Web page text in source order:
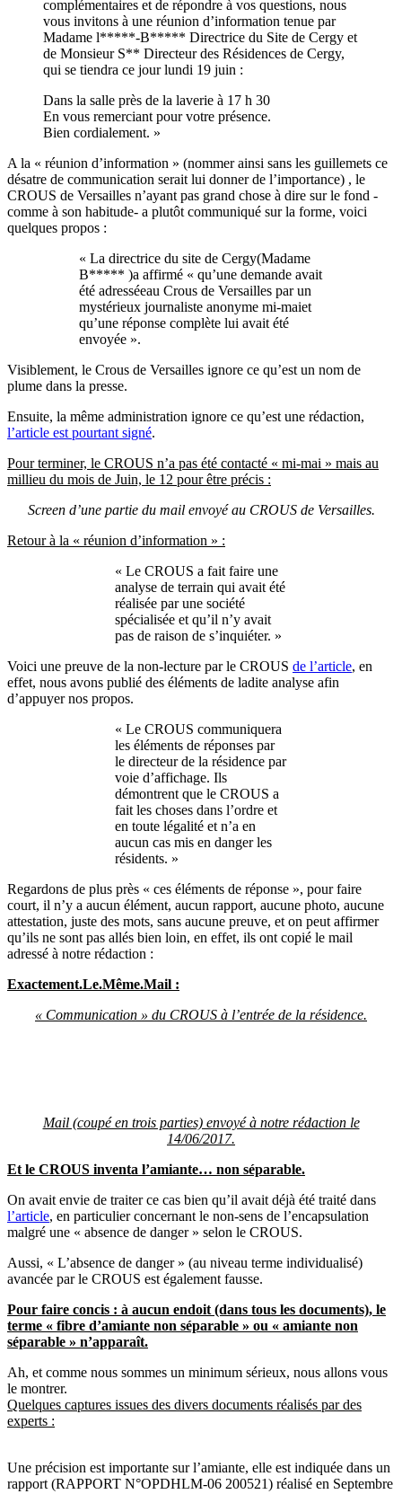
complémentaires et de répondre à vos questions, nous
vous invitons à une réunion d’information tenue par
Madame l*****-B***** Directrice du Site de Cergy et
de Monsieur S** Directeur des Résidences de Cergy,
qui se tiendra ce jour lundi 19 juin :
Dans la salle près de la laverie à 17 h 30
En vous remerciant pour votre présence.
Bien cordialement. »
A la « réunion d’information » (nommer ainsi sans les guillemets ce
désatre de communication serait lui donner de l’importance) , le
CROUS de Versailles n’ayant pas grand chose à dire sur le fond -
comme à son habitude- a plutôt communiqué sur la forme, voici
quelques propos :
« La directrice du site de Cergy(Madame
B***** )a affirmé « qu’une demande avait
été adresséeau Crous de Versailles par un
mystérieux journaliste anonyme mi-maiet
qu’une réponse complète lui avait été
envoyée ».
Visiblement, le Crous de Versailles ignore ce qu’est un nom de
plume dans la presse.
Ensuite, la même administration ignore ce qu’est une rédaction,
l’article est pourtant signé.
Pour terminer, le CROUS n’a pas été contacté « mi-mai » mais au
millieu du mois de Juin, le 12 pour être précis :
Screen d’une partie du mail envoyé au CROUS de Versailles.
Retour à la « réunion d’information » :
« Le CROUS a fait faire une
analyse de terrain qui avait été
réalisée par une société
spécialisée et qu’il n’y avait
pas de raison de s’inquiéter. »
Voici une preuve de la non-lecture par le CROUS de l’article, en
effet, nous avons publié des éléments de ladite analyse afin
d’appuyer nos propos.
« Le CROUS communiquera
les éléments de réponses par
le directeur de la résidence par
voie d’affichage. Ils
démontrent que le CROUS a
fait les choses dans l’ordre et
en toute légalité et n’a en
aucun cas mis en danger les
résidents. »
Regardons de plus près « ces éléments de réponse », pour faire
court, il n’y a aucun élément, aucun rapport, aucune photo, aucune
attestation, juste des mots, sans aucune preuve, et on peut affirmer
qu’ils ne sont pas allés bien loin, en effet, ils ont copié le mail
adressé à notre rédaction :
Exactement.Le.Même.Mail :
« Communication » du CROUS à l’entrée de la résidence.
Mail (coupé en trois parties) envoyé à notre rédaction le
14/06/2017.
Et le CROUS inventa l’amiante… non séparable.
On avait envie de traiter ce cas bien qu’il avait déjà été traité dans
l’article, en particulier concernant le non-sens de l’encapsulation
malgré une « absence de danger » selon le CROUS.
Aussi, « L’absence de danger » (au niveau terme individualisé)
avancée par le CROUS est également fausse.
Pour faire concis : à aucun endoit (dans tous les documents), le
terme « fibre d’amiante non séparable » ou « amiante non
séparable » n’apparaît.
Ah, et comme nous sommes un minimum sérieux, nous allons vous
le montrer.
Quelques captures issues des divers documents réalisés par des
experts :
Une précision est importante sur l’amiante, elle est indiquée dans un
rapport (RAPPORT N°OPDHLM-06 200521) réalisé en Septembre